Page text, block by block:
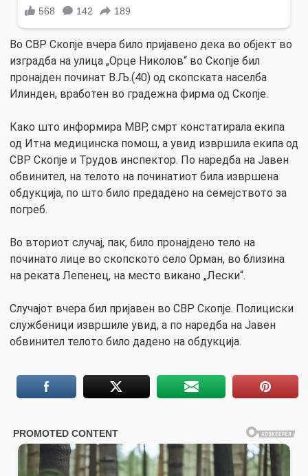
Во СВР Скопје вчера било пријавено дека во објект во
изградба на улица „Орце Николов“ во Скопје бил
пронајден починат В.Љ.(40) од скопската населба
Илинден, вработен во градежна фирма од Скопје.
Како што информира МВР, смрт констатирала екипа
од Итна медицинска помош, а увид извршила екипа од
СВР Скопје и Трудов инспектор. По наредба на Јавен
обвинител, на телото на починатиот била извршена
обдукција, по што било предадено на семејството за
погреб.
Во вториот случај, пак, било пронајдено тело на
починато лице во скопското село Орман, во близина
на реката Лепенец, на место викано „Лески“.
Случајот вчера бил пријавен во СВР Скопје. Полициски
службеници извршиле увид, а по наредба на Јавен
обвинител телото било дадено на обдукција.